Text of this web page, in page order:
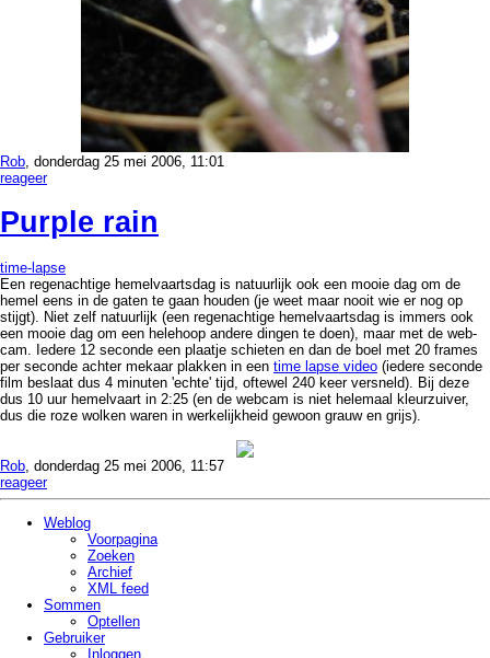
Rob, donderdag 25 mei 2006, 11:01
reageer
Purple rain
time-lapse
Een regenachtige hemelvaartsdag is natuurlijk ook een mooie dag om de
hemel eens in de gaten te gaan houden (je weet maar nooit wie er nog op
stijgt). Niet zelf natuurlijk (een regenachtige hemelvaartsdag is immers ook
een mooie dag om een helehoop andere dingen te doen), maar met de web-
cam. Iedere 12 seconde een plaatje schieten en dan de boel met 20 frames
per seconde achter mekaar plakken in een time lapse video (iedere seconde
film beslaat dus 4 minuten 'echte' tijd, oftewel 240 keer versneld). Bij deze
dus 10 uur hemelvaart in 2:25 (en de webcam is niet helemaal kleurzuiver,
dus die roze wolken waren in werkelijkheid gewoon grauw en grijs).
Rob, donderdag 25 mei 2006, 11:57
reageer
Weblog
Voorpagina
Zoeken
Archief
XML feed
Sommen
Optellen
Gebruiker
Inloggen